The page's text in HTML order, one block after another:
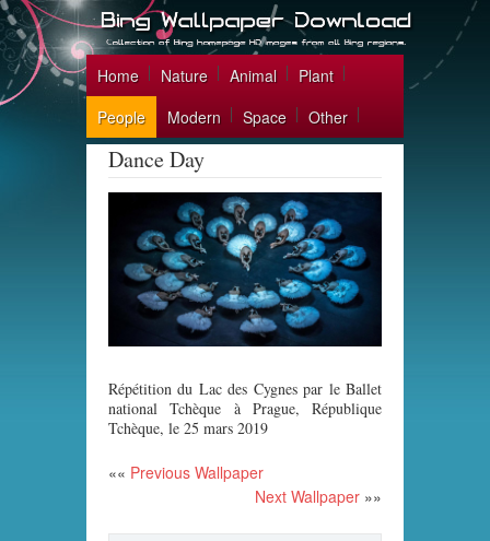
Home Nature Animal
Plant
People
Modern Space Other
Dance Day
Répétition du Lac des Cygnes par le Ballet
national Tchèque à Prague, République
Tchèque, le 25 mars 2019
«« Previous Wallpaper
Next Wallpaper »»